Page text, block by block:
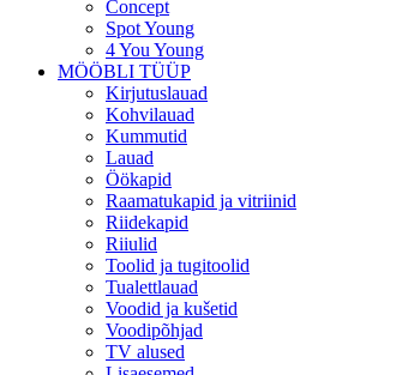
Concept
Spot Young
4 You Young
MÖÖBLI TÜÜP
Kirjutuslauad
Kohvilauad
Kummutid
Lauad
Öökapid
Raamatukapid ja vitriinid
Riidekapid
Riiulid
Toolid ja tugitoolid
Tualettlauad
Voodid ja kušetid
Voodipõhjad
TV alused